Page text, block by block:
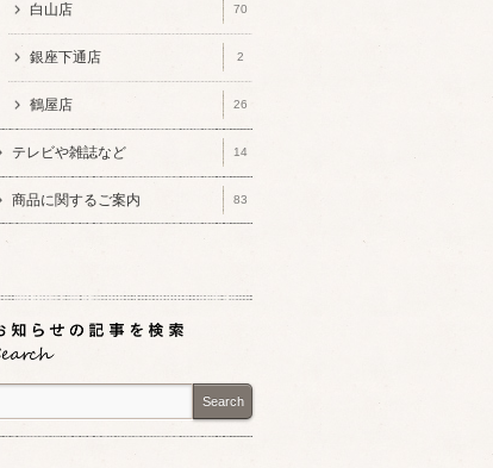
白山店 70
銀座下通店 2
鶴屋店 26
テレビや雑誌など 14
商品に関するご案内 83
Search